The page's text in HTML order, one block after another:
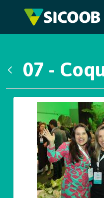
Pular para o Conteúdo
07 -
Galeria de Mídias